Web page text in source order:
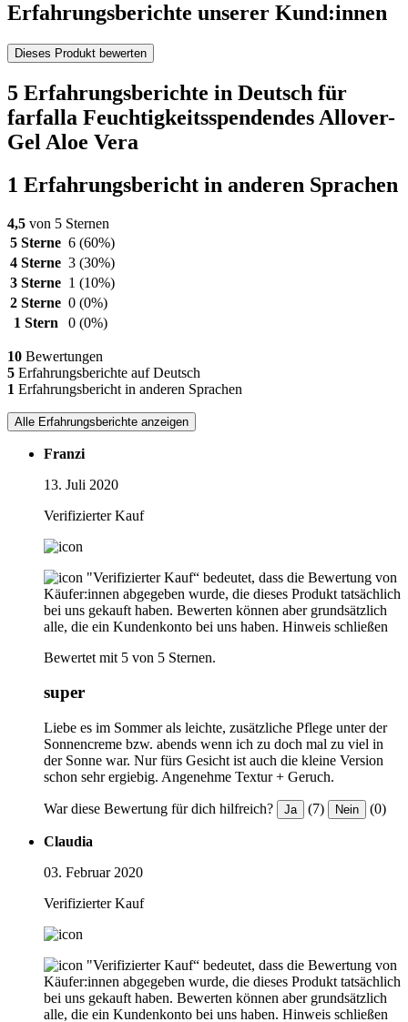
Erfahrungsberichte unserer Kund:innen
Dieses Produkt bewerten
5 Erfahrungsberichte in Deutsch für
farfalla Feuchtigkeitsspendendes Allover-
Gel Aloe Vera
1 Erfahrungsbericht in anderen Sprachen
4,5 von 5 Sternen
5 Sterne 6 (60%)
4 Sterne 3 (30%)
3 Sterne 1 (10%)
2 Sterne 0 (0%)
1 Stern
0 (0%)
10 Bewertungen
5 Erfahrungsberichte auf Deutsch
1 Erfahrungsbericht in anderen Sprachen
Alle Erfahrungsberichte anzeigen
Franzi
13. Juli 2020
Verifizierter Kauf
"Verifizierter Kauf“ bedeutet, dass die Bewertung von
Käufer:innen abgegeben wurde, die dieses Produkt tatsächlich
bei uns gekauft haben. Bewerten können aber grundsätzlich
alle, die ein Kundenkonto bei uns haben. Hinweis schließen
Bewertet mit 5 von 5 Sternen.
super
Liebe es im Sommer als leichte, zusätzliche Pflege unter der
Sonnencreme bzw. abends wenn ich zu doch mal zu viel in
der Sonne war. Nur fürs Gesicht ist auch die kleine Version
schon sehr ergiebig. Angenehme Textur + Geruch.
War diese Bewertung für dich hilfreich? Ja (7) Nein (0)
Claudia
03. Februar 2020
Verifizierter Kauf
"Verifizierter Kauf“ bedeutet, dass die Bewertung von
Käufer:innen abgegeben wurde, die dieses Produkt tatsächlich
bei uns gekauft haben. Bewerten können aber grundsätzlich
alle, die ein Kundenkonto bei uns haben. Hinweis schließen